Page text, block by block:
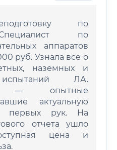
по
по
аппаратов
руб. Узнала все о
наземных и
ЛА.
— опытные
актуальную
первых рук. На
отчета ушло
цена и